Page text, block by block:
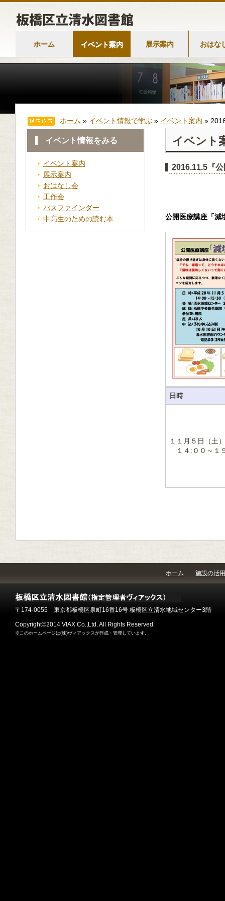
ホーム イベント案内 展示案内 おはな
ホーム » イベント情報で学ぶ » イベント案内 »
イベント情報をみる
イベント案内
展示案内
おはなし会
工作会
パスファインダー
中高生のための読む本
イベント
2016.11.5『
公開医療講座「減
日時
１１月５日（土）
１４:００～１
ホーム 施設の活用
〒174-0055 東京都板橋区泉町16番16号 板橋区立清水地域センター3階
Copyright©2014 VIAX Co.,Ltd. All Rights Reserved.
※このホームページは(株)ヴィアックスが作成・管理しています。